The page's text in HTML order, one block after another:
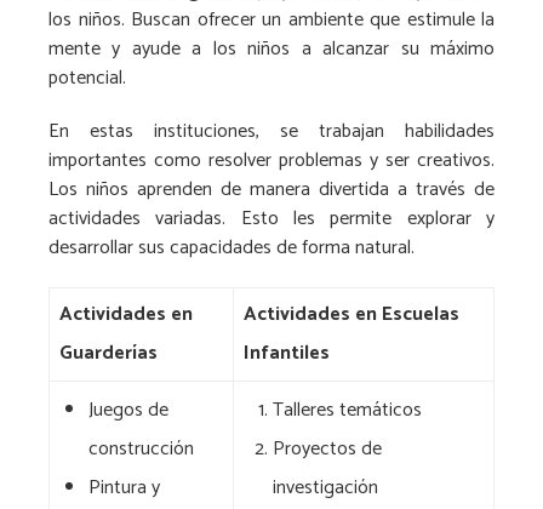
los niños. Buscan ofrecer un ambiente que estimule la
mente y ayude a los niños a alcanzar su máximo
potencial.
En estas instituciones, se trabajan habilidades
importantes como resolver problemas y ser creativos.
Los niños aprenden de manera divertida a través de
actividades variadas. Esto les permite explorar y
desarrollar sus capacidades de forma natural.
Actividades en
Guarderías
Actividades en Escuelas
Infantiles
Juegos de
construcción
Pintura y
Talleres temáticos
Proyectos de
investigación